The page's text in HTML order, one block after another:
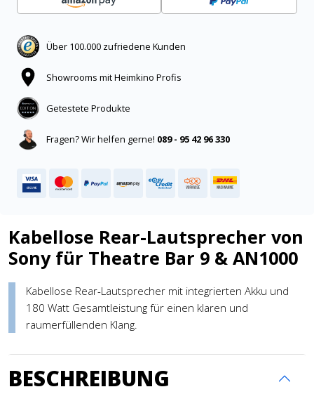
Über 100.000 zufriedene Kunden
Showrooms mit Heimkino Profis
Getestete Produkte
Fragen? Wir helfen gerne! 089 - 95 42 96 330
Kabellose Rear-Lautsprecher von
Sony für Theatre Bar 9 & AN1000
Kabellose Rear-Lautsprecher mit integrierten Akku und
180 Watt Gesamtleistung für einen klaren und
raumerfüllenden Klang.
BESCHREIBUNG